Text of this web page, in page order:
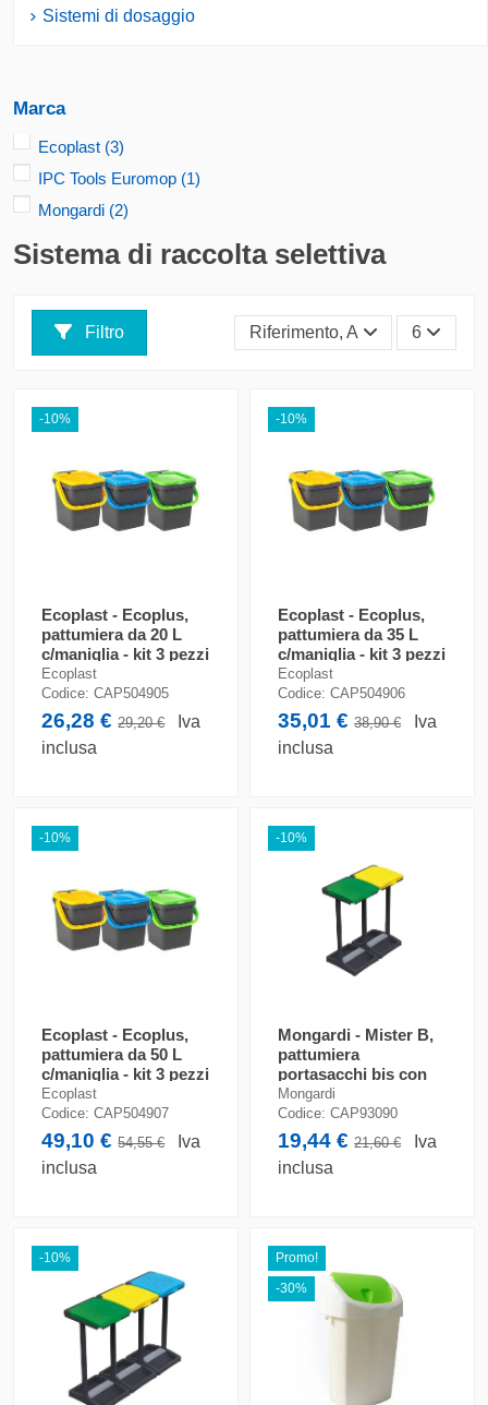
Sistema di raccolta selettiva
Filtro Riferimento, A - Z 6
-10%
Ecoplast - Ecoplus,
pattumiera da 20 L
c/maniglia - kit 3 pezzi
Ecoplast
Codice:CAP504905
26,28 €29,20 €
Iva
inclusa
-10%
Ecoplast - Ecoplus,
pattumiera da 35 L
c/maniglia - kit 3 pezzi
Ecoplast
Codice:CAP504906
35,01 €38,90 €
Iva
inclusa
-10%
Ecoplast - Ecoplus,
pattumiera da 50 L
c/maniglia - kit 3 pezzi
Ecoplast
Codice:CAP504907
49,10 €54,55 €
Iva
inclusa
-10%
Mongardi - Mister B,
pattumiera
portasacchi bis con
coperchio
Mongardi
Codice:CAP93090
19,44 €21,60 €
Iva
inclusa
-10%
Promo!
-30%
Sistemi di dosaggio
Marca
Ecoplast (3)
IPC Tools Euromop (1)
Mongardi (2)